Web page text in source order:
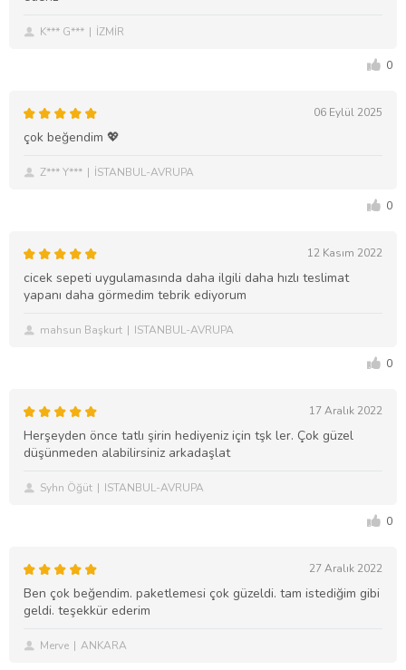
K*** G*** İZMİR
0
06 Eylül 2025
çok beğendim 💖
Z*** Y*** İSTANBUL-AVRUPA
0
12 Kasım 2022
cicek sepeti uygulamasında daha ilgili daha hızlı teslimat
yapanı daha görmedim tebrik ediyorum
mahsun Başkurt ISTANBUL-AVRUPA
0
17 Aralık 2022
Herşeyden önce tatlı şirin hediyeniz için tşk ler. Çok güzel
düşünmeden alabilirsiniz arkadaşlat
Syhn Öğüt ISTANBUL-AVRUPA
0
27 Aralık 2022
Ben çok beğendim. paketlemesi çok güzeldi. tam istediğim gibi
geldi. teşekkür ederim
Merve ANKARA